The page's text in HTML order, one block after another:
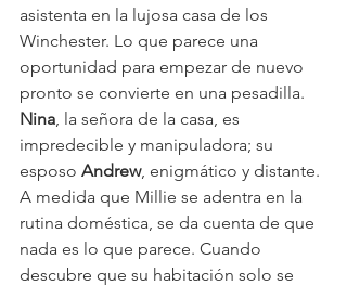
asistenta en la lujosa casa de los
Winchester. Lo que parece una
oportunidad para empezar de nuevo
pronto se convierte en una pesadilla.
Nina , la señora de la casa, es
impredecible y manipuladora; su
esposo Andrew, enigmático y distante.
A medida que Millie se adentra en la
rutina doméstica, se da cuenta de que
nada es lo que parece. Cuando
descubre que su habitación solo se